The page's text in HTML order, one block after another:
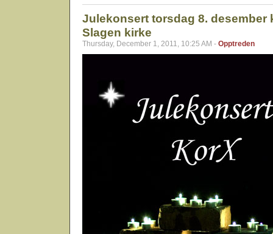
Julekonsert torsdag 8. desember
Slagen kirke
Thursday, December 1, 2011, 10:25 AM - Opptreden